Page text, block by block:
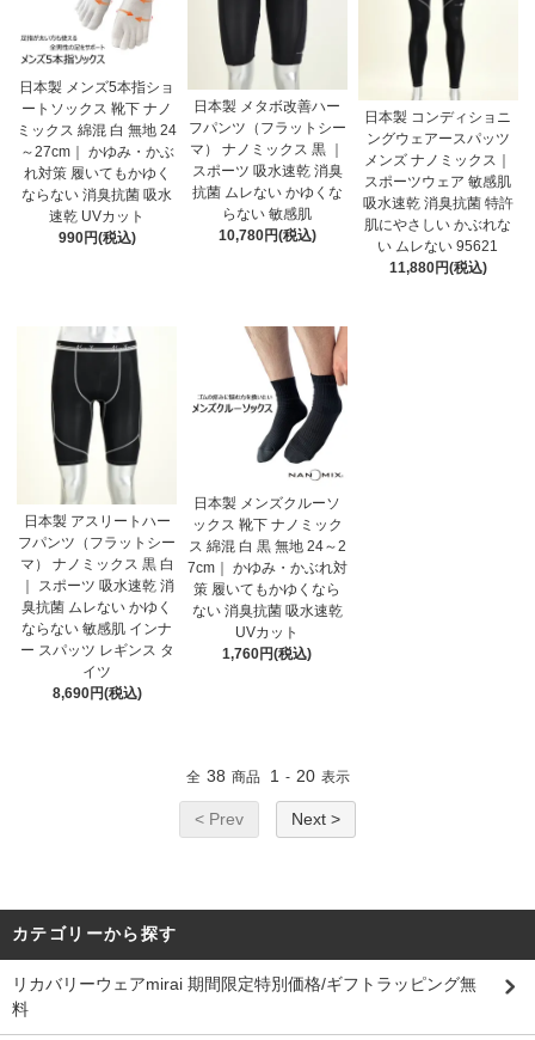
日本製 メンズ5本指ショ
ートソックス 靴下 ナノ
ミックス 綿混 白 無地 24
～27cm｜ かゆみ・かぶ
れ対策 履いてもかゆく
ならない 消臭抗菌 吸水
速乾 UVカット
990円(税込)
日本製 メタボ改善ハー
フパンツ（フラットシー
マ） ナノミックス 黒 ｜
スポーツ 吸水速乾 消臭
抗菌 ムレない かゆくな
らない 敏感肌
10,780円(税込)
日本製 コンディショニ
ングウェアースパッツ
メンズ ナノミックス｜
スポーツウェア 敏感肌
吸水速乾 消臭抗菌 特許
肌にやさしい かぶれな
い ムレない 95621
11,880円(税込)
日本製 アスリートハー
フパンツ（フラットシー
マ） ナノミックス 黒 白
｜ スポーツ 吸水速乾 消
臭抗菌 ムレない かゆく
ならない 敏感肌 インナ
ー スパッツ レギンス タ
イツ
8,690円(税込)
日本製 メンズクルーソ
ックス 靴下 ナノミック
ス 綿混 白 黒 無地 24～2
7cm｜ かゆみ・かぶれ対
策 履いてもかゆくなら
ない 消臭抗菌 吸水速乾
UVカット
1,760円(税込)
全 38 商品 1 - 20 表示
< Prev Next >
カテゴリーから探す
リカバリーウェアmirai 期間限定特別価格/ギフトラッピング無
料